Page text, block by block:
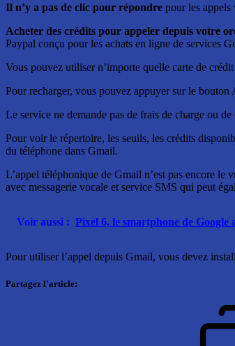
Il n’y a pas de clic pour répondre pour les appels
Acheter des crédits pour appeler depuis votre
Paypal conçu pour les achats en ligne de services
Vous pouvez utiliser n’importe quelle carte de
Pour recharger, vous pouvez appuyer sur le bouton
Le service ne demande pas de frais de charge ou
Pour voir le répertoire, les seuils, les crédits
du téléphone dans Gmail.
L’appel téléphonique de Gmail n’est pas encore le
avec messagerie vocale et service SMS qui peut
Voir aussi : Pixel 6, le smartphone de
Pour utiliser l’appel depuis Gmail, vous devez
Partagez l'article: